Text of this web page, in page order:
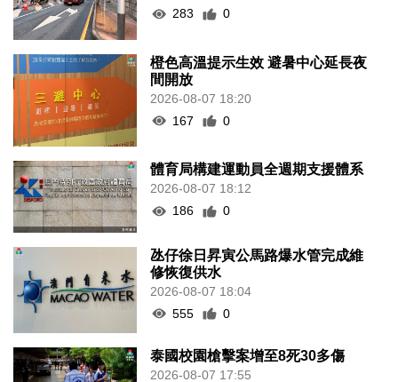
283
0
橙色高溫提示生效 避暑中心延長夜
間開放
2026-08-07 18:20
167
0
體育局構建運動員全週期支援體系
2026-08-07 18:12
186
0
氹仔徐日昇寅公馬路爆水管完成維
修恢復供水
2026-08-07 18:04
555
0
泰國校園槍擊案增至8死30多傷
2026-08-07 17:55